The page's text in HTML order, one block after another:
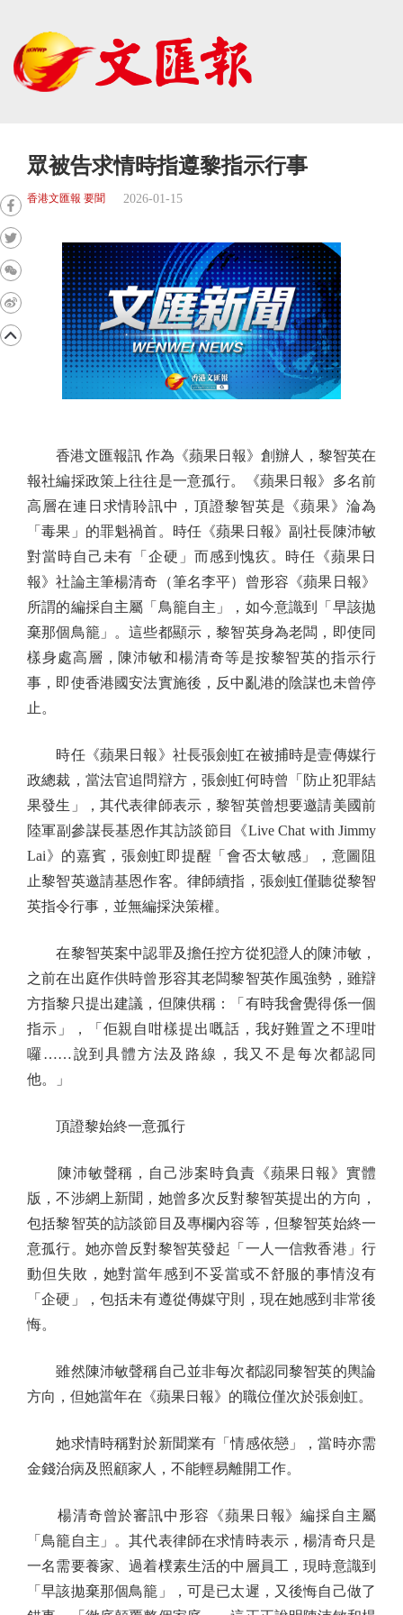
眾被告求情時指遵黎指示行事
香港文匯報 要聞 2026-01-15
香港文匯報訊 作為《蘋果日報》創辦人，黎智英在
報社編採政策上往往是一意孤行。《蘋果日報》多名前
高層在連日求情聆訊中，頂證黎智英是《蘋果》淪為
「毒果」的罪魁禍首。時任《蘋果日報》副社長陳沛敏
對當時自己未有「企硬」而感到愧疚。時任《蘋果日
報》社論主筆楊清奇（筆名李平）曾形容《蘋果日報》
所謂的編採自主屬「鳥籠自主」，如今意識到「早該拋
棄那個鳥籠」。這些都顯示，黎智英身為老闆，即使同
樣身處高層，陳沛敏和楊清奇等是按黎智英的指示行
事，即使香港國安法實施後，反中亂港的陰謀也未曾停
止。
時任《蘋果日報》社長張劍虹在被捕時是壹傳媒行
政總裁，當法官追問辯方，張劍虹何時曾「防止犯罪結
果發生」，其代表律師表示，黎智英曾想要邀請美國前
陸軍副參謀長基恩作其訪談節目《Live Chat with Jimmy
Lai》的嘉賓，張劍虹即提醒「會否太敏感」，意圖阻
止黎智英邀請基恩作客。律師續指，張劍虹僅聽從黎智
英指令行事，並無編採決策權。
在黎智英案中認罪及擔任控方從犯證人的陳沛敏，
之前在出庭作供時曾形容其老闆黎智英作風強勢，雖辯
方指黎只提出建議，但陳供稱：「有時我會覺得係一個
指示」，「佢親自咁樣提出嘅話，我好難置之不理咁
囉……說到具體方法及路線，我又不是每次都認同
他。」
頂證黎始終一意孤行
陳沛敏聲稱，自己涉案時負責《蘋果日報》實體
版，不涉網上新聞，她曾多次反對黎智英提出的方向，
包括黎智英的訪談節目及專欄內容等，但黎智英始終一
意孤行。她亦曾反對黎智英發起「一人一信救香港」行
動但失敗，她對當年感到不妥當或不舒服的事情沒有
「企硬」，包括未有遵從傳媒守則，現在她感到非常後
悔。
雖然陳沛敏聲稱自己並非每次都認同黎智英的輿論
方向，但她當年在《蘋果日報》的職位僅次於張劍虹。
她求情時稱對於新聞業有「情感依戀」，當時亦需
金錢治病及照顧家人，不能輕易離開工作。
楊清奇曾於審訊中形容《蘋果日報》編採自主屬
「鳥籠自主」。其代表律師在求情時表示，楊清奇只是
一名需要養家、過着樸素生活的中層員工，現時意識到
「早該拋棄那個鳥籠」，可是已太遲，又後悔自己做了